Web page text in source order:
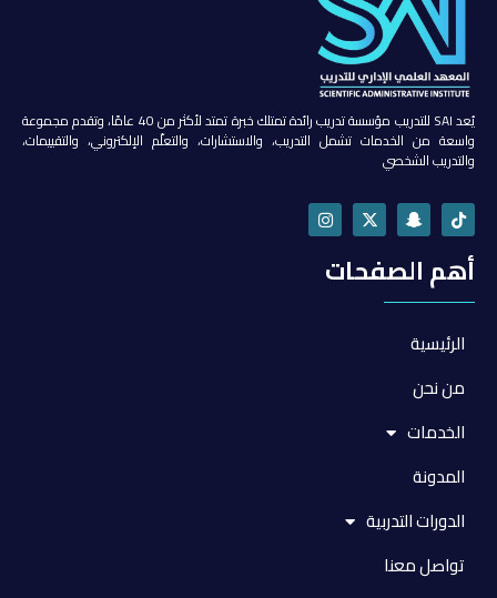
يُعد SAI للتدريب مؤسسة تدريب رائدة تمتلك خبرة تمتد لأكثر من 40 عامًا، وتقدم مجموعة
واسعة من الخدمات تشمل التدريب، والاستشارات، والتعلّم الإلكتروني، والتقييمات،
والتدريب الشخصي
أهم الصفحات
الرئيسية
من نحن
الخدمات
المدونة
الدورات التدربية
تواصل معنا